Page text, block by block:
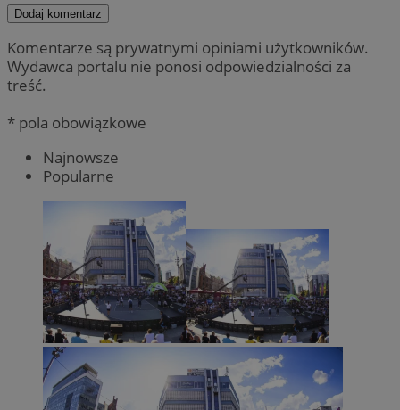
Dodaj komentarz
Komentarze są prywatnymi opiniami użytkowników.
Wydawca portalu nie ponosi odpowiedzialności za
treść.
* pola obowiązkowe
Najnowsze
Popularne